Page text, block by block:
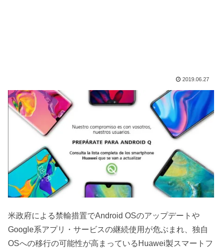
2019.06.27
米政府による禁輸措置でAndroid OSのアップデートや
Google系アプリ・サービスの継続使用が危ぶまれ、独自
OSへの移行の可能性が高まっているHuawei製スマートフ